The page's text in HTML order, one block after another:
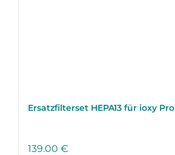
Ersatzfilterset HEPA13 für ioxy Pro
139.00 €